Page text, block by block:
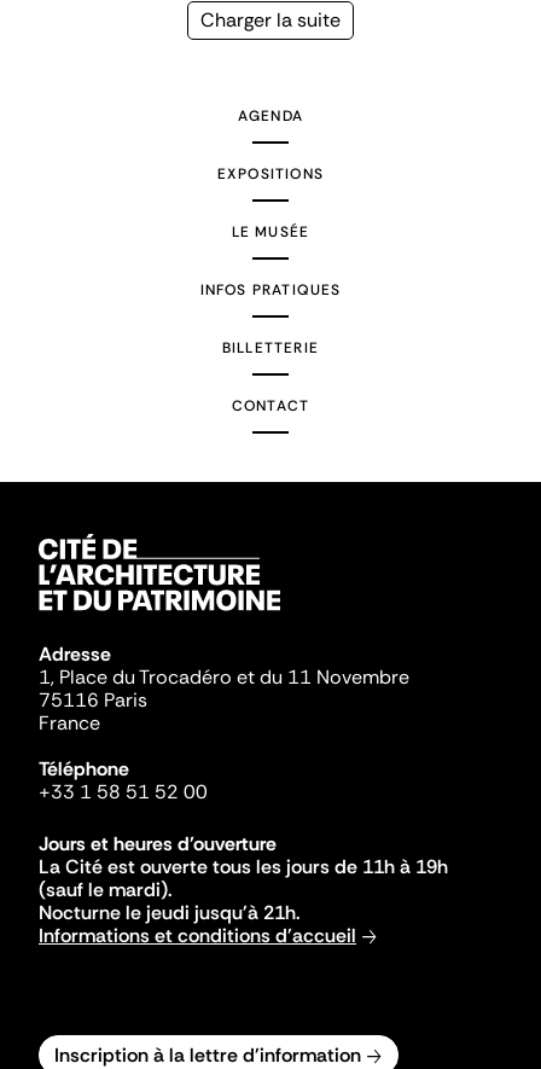
Page
Charger la suite
AGENDA
EXPOSITIONS
LE MUSÉE
INFOS PRATIQUES
BILLETTERIE
CONTACT
Adresse
1, Place du Trocadéro et du 11 Novembre
75116 Paris
France
Téléphone
+33 1 58 51 52 00
Jours et heures d'ouverture
La Cité est ouverte tous les jours de 11h à 19h
(sauf le mardi).
Nocturne le jeudi jusqu'à 21h.
Informations et conditions d'accueil
Inscription à la lettre d'information